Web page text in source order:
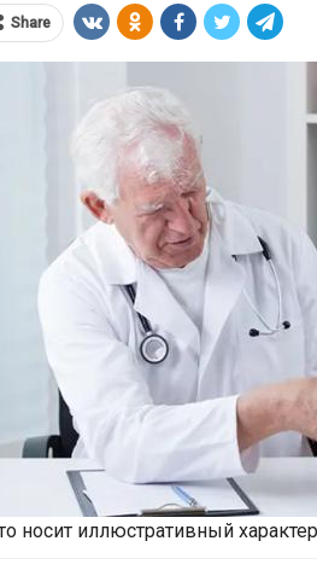
Share
носит иллюстративный